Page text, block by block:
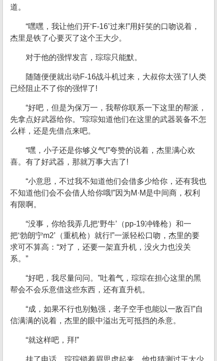
道。
“嘿嘿，我让他们开‘F-16’过来!”用奸笑的口吻说着，
杰里是铁了心要灭了这个王大少。
对于他的强悍发言，琮琮只能默。
随随便便就出动F-16战斗机过来，大叔你太强了!人类
已经阻止不了你的强悍了!
“好吧，但是为保万一，我帮你联系一下这里的帮派，
先拿点好武器给你。”琮琮知道他们在这里的武器装备不怎
么样，还是先借点来吧。
“嘿，小子还是你够义气!”夸赞的说着，杰里满心欢
喜。有了好武器，那就万事大吉了!
“小意思，不过我不知道他们会借多少给你，还有我也
不知道他们会不会借人给你哦!”因为M·M是中间商，权利
有限啊。
“没事，你给我弄几把‘野牛’（pp-19冲锋枪）和一
把‘勃朗宁m2’（重机枪）就行!”一派轻松口吻，杰里的要
求可不算高：“对了，还要一架直升机，没火力也没关
系。”
“好吧，我尽量问问。”吐着气，琮琮在担心这里的黑
帮会不会乐意借这些东西，还有直升机。
“成，如果不行也别勉强，老子空手也能以一敌百!”自
信满满的说着，杰里的眼中溢出无可抵挡的杀意。
“就这样吧，拜!”
挂了电话，琮琮锁着眉思虑起来。他也猜测过王大少